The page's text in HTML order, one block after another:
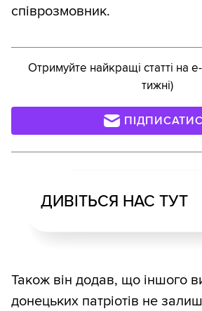
співрозмовник.
Отримуйте найкращі статті на
тижні)
ДИВІТЬСЯ НАС ТУТ
Також він додав, що іншого
донецьких патріотів не